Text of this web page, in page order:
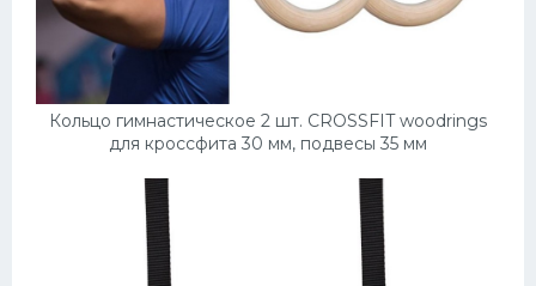
Кольцо гимнастическое 2 шт. CROSSFIT woodrings
для кроссфита 30 мм, подвесы 35 мм
Велогонки
Конькобежный спорт
Тренажеры
Интерьер квартиры